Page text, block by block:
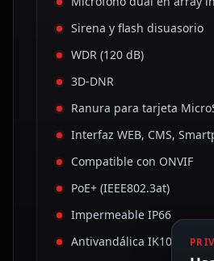
Sirena y flash disuasorio
WDR (120 dB)
3D-DNR
Ranura para tarjeta
Interfaz WEB, CMS,
Compatible con ONVIF
PoE+ (IEEE802.3at)
Impermeable IP66
Antivandálica IK10